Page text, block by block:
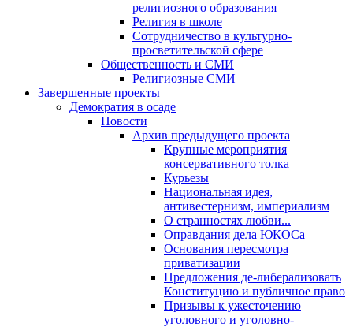
религиозного образования
Религия в школе
Сотрудничество в культурно-
просветительской сфере
Общественность и СМИ
Религиозные СМИ
Завершенные проекты
Демократия в осаде
Новости
Архив предыдущего проекта
Крупные мероприятия
консервативного толка
Курьезы
Национальная идея,
антивестернизм, империализм
О странностях любви...
Оправдания дела ЮКОСа
Основания пересмотра
приватизации
Предложения де-либерализовать
Конституцию и публичное право
Призывы к ужесточению
уголовного и уголовно-